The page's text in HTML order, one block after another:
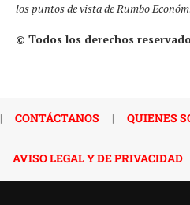
los puntos de vista de Rumbo
© Todos los derechos
| CONTÁCTANOS | QUIENES
AVISO LEGAL Y DE PRIVACIDAD